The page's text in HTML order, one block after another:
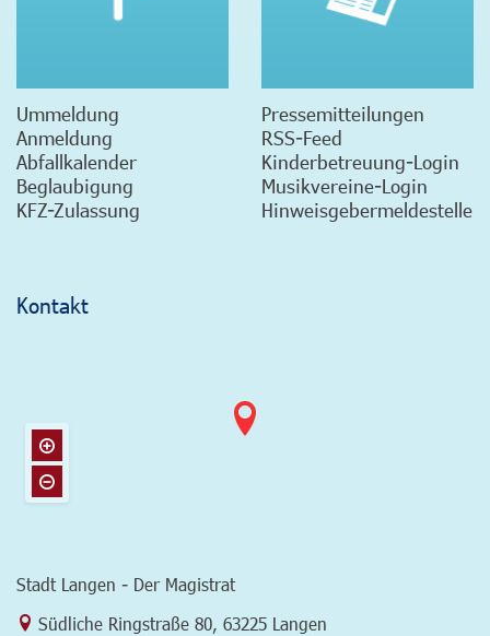
Ummeldung
Anmeldung
Abfallkalender
Beglaubigung
KFZ-Zulassung
Pressemitteilungen
RSS-Feed
Kinderbetreuung-Login
Musikvereine-Login
Hinweisgebermeldestelle
Kontakt
Stadt Langen - Der Magistrat
Link zur Google-Maps Navigation
Südliche Ringstraße 80, 63225 Langen